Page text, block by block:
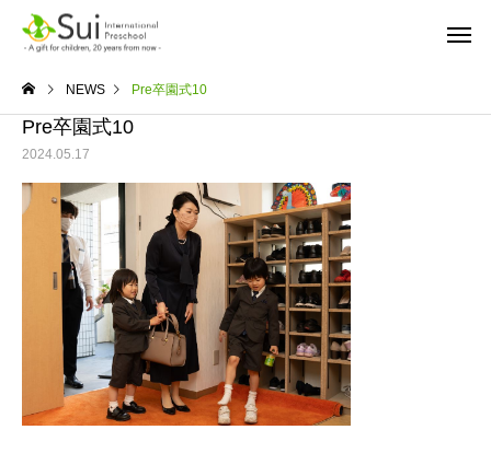
NEWS Pre卒園式10
Pre卒園式10
2024.05.17